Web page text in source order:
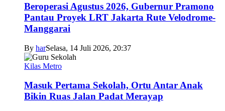
Beroperasi Agustus 2026, Gubernur Pramono
Pantau Proyek LRT Jakarta Rute Velodrome-
Manggarai
By harSelasa, 14 Juli 2026, 20:37
Kilas Metro
Masuk Pertama Sekolah, Ortu Antar Anak
Bikin Ruas Jalan Padat Merayap